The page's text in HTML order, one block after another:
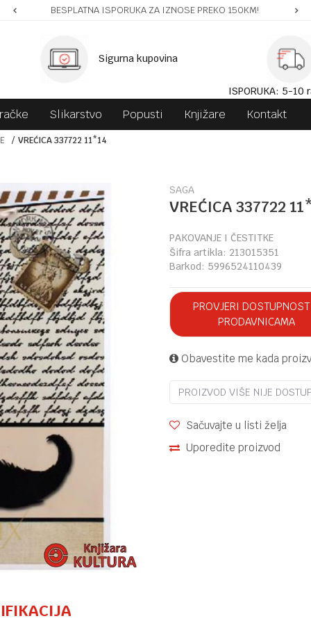
BESPLATNA ISPORUKA ZA IZNOSE PREKO 150KM!
Sigurna kupovina
ISPORUKA: 5-10
Slikarstvo Popusti Knjižare Kontakt
VREĆICA 337722 11*14
SAGA
VREĆICA 337722
PAKOVANJE I ČESTITKE
Šifra artikla: 213015351
Barkod: 5996524110439
PROVJERI
PRODAVNICAMA
Obavestite me kada
PROIZVOD VIŠE NIJE
Sačuvajte u listi želja
Uporedite proizvod